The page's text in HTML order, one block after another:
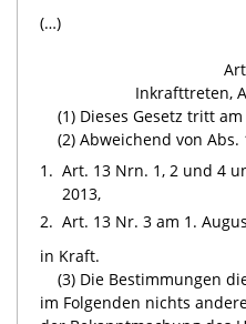
(…)
Inkrafttreten,
(1) Dieses Gesetz tritt
(2) Abweichend von Abs.
1. Art. 13 Nrn. 1, 2 und 4
2013,
2. Art. 13 Nr. 3 am 1.
in Kraft.
(3) Die Bestimmungen
im Folgenden nichts